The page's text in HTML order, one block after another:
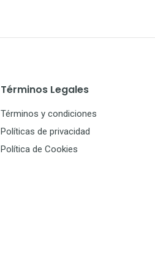
Términos Legales
Términos y condiciones
Políticas de privacidad
Política de Cookies